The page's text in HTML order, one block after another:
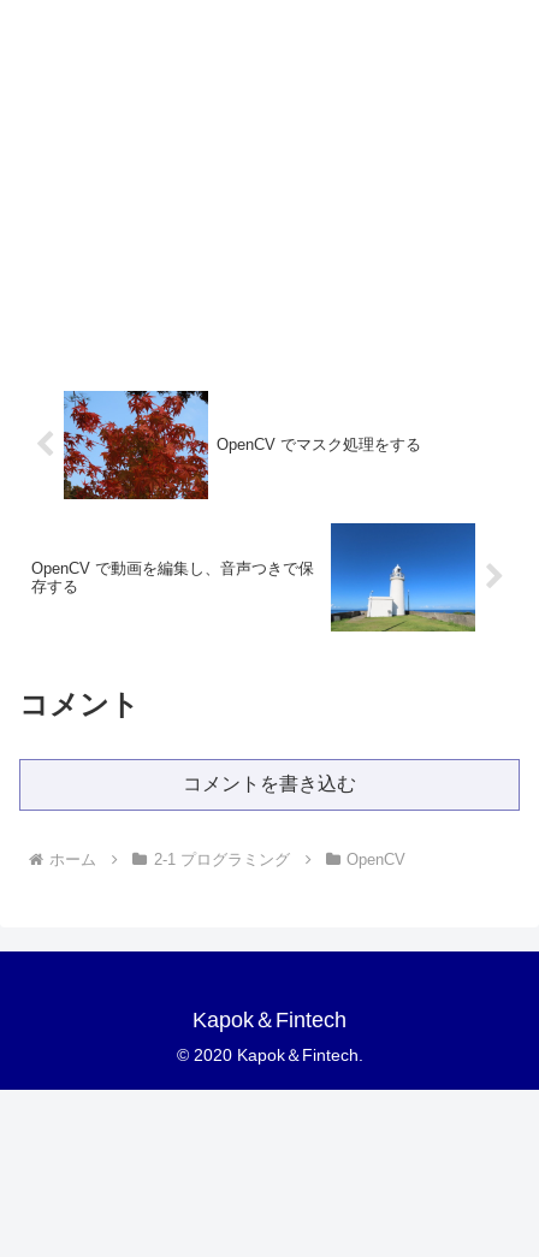
OpenCV でマスク処理をする
OpenCV で動画を編集し、音声つきで保
存する
コメント
コメントを書き込む
ホーム 2-1 プログラミング OpenCV
Kapok＆Fintech
© 2020 Kapok＆Fintech.